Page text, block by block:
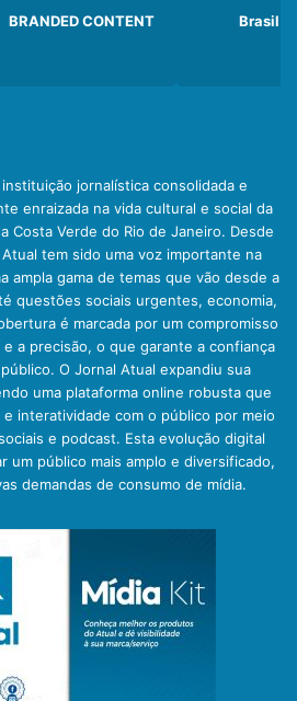
BRANDED CONTENT Brasil
jornalística consolidada e
enraizada na vida cultural e social da
Costa Verde do Rio de Janeiro. Desde
tem sido uma voz importante na
ampla gama de temas que vão desde a
questões sociais urgentes, economia,
é marcada por um compromisso
e a precisão, o que garante a confiança
O Jornal Atual expandiu sua
uma plataforma online robusta que
interatividade com o público por meio
e podcast. Esta evolução digital
um público mais amplo e diversificado,
demandas de consumo de mídia.